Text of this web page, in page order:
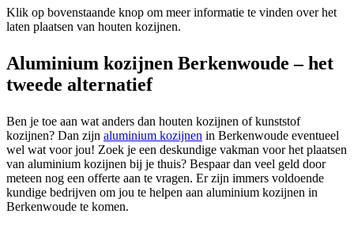
Klik op bovenstaande knop om meer informatie te vinden over het
laten plaatsen van houten kozijnen.
Aluminium kozijnen Berkenwoude – het
tweede alternatief
Ben je toe aan wat anders dan houten kozijnen of kunststof
kozijnen? Dan zijn aluminium kozijnen in Berkenwoude eventueel
wel wat voor jou! Zoek je een deskundige vakman voor het plaatsen
van aluminium kozijnen bij je thuis? Bespaar dan veel geld door
meteen nog een offerte aan te vragen. Er zijn immers voldoende
kundige bedrijven om jou te helpen aan aluminium kozijnen in
Berkenwoude te komen.